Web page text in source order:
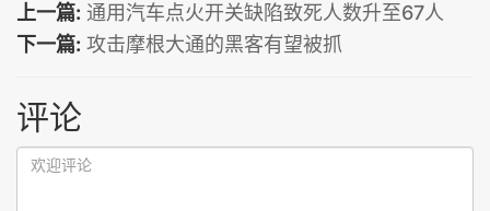
上一篇: 通用汽车点火开关缺陷致死人数升至67人
下一篇: 攻击摩根大通的黑客有望被抓
评论